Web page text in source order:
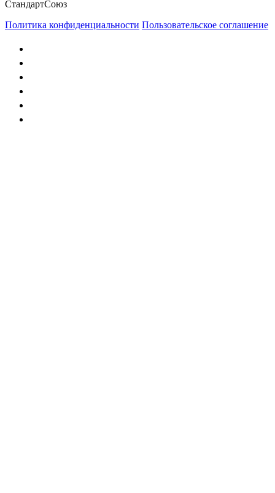
СтандартСоюз
Политика конфиденциальности Пользовательское соглашение